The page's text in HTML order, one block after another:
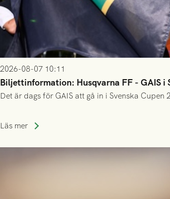
2026-08-07 10:11
Biljettinformation: Husqvarna FF - GAIS i
Det är dags för GAIS att gå in i Svenska
Läs mer